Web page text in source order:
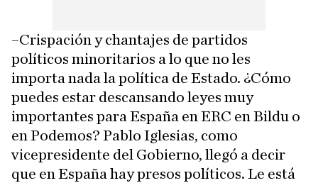
–Crispación y chantajes de partidos
políticos minoritarios a lo que no les
importa nada la política de Estado. ¿Cómo
puedes estar descansando leyes muy
importantes para España en ERC en Bildu o
en Podemos? Pablo Iglesias, como
vicepresidente del Gobierno, llegó a decir
que en España hay presos políticos. Le está